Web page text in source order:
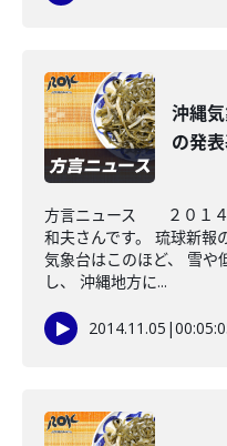
沖縄
の発
方言ニュース ２０１４
和夫さんです。 琉球新報
気象台はこのほど、 雪や
し、 沖縄地方に...
2014.11.05 |